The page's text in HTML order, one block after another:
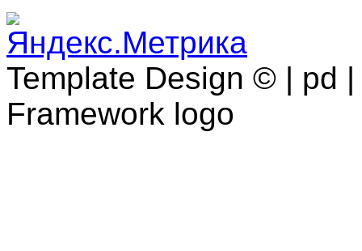
Template Design © | pd
Framework logo